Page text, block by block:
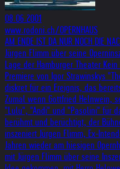
08.06.2001
www.rodoni.ch/OPERNHAUS
AM ENDE IST DA NUR NOCH DIE
Jürgen Flimm über seine
Lage der Hamburger Theater
Premiere von Igor Strawinskys
diskret für ein Ereignis, das
Zumal wenn Gottfried Helnwein,
"Lulu", "Andi" und "Pasolini" für
berühmt und berüchtigt, der
inszeniert Jürgen Flimm, Ex-
Jahren wieder am hiesigen
mit Jürgen Flimm über seine